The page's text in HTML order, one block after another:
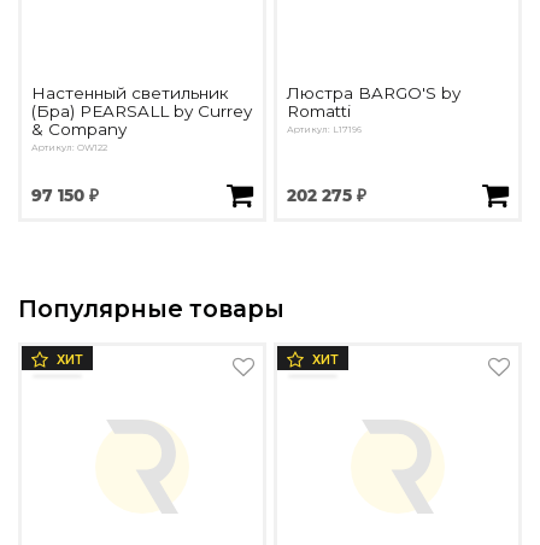
Настенный светильник
(Бра) PEARSALL by Currey
& Company
Артикул: OW122
97 150 ₽
Люстра BARGO'S by
Romatti
Артикул: L17196
202 275 ₽
Популярные товары
ХИТ ХИТ